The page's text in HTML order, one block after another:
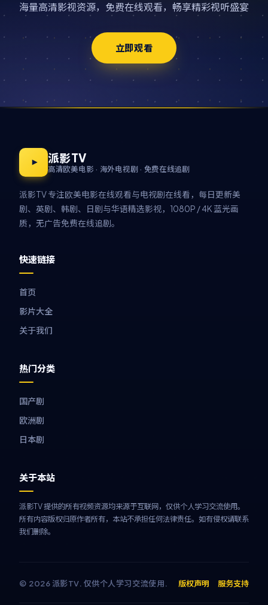
海量高清影视资源，免费在线观看，畅享精彩视听盛宴
立即观看
派影TV
高清欧美电影 · 海外电视剧 · 免费在线追剧
派影TV 专注欧美电影在线观看与电视剧在线看，每日更新美
剧、英剧、韩剧、日剧与华语精选影视，1080P / 4K 蓝光画
质，无广告免费在线追剧。
快速链接
首页
影片大全
关于我们
热门分类
国产剧
欧洲剧
日本剧
关于本站
派影TV 提供的所有视频资源均来源于互联网，仅供个人学习交流使用。
所有内容版权归原作者所有，本站不承担任何法律责任。如有侵权请联系
我们删除。
© 2026 派影TV. 仅供个人学习交流使用. 版权声明 服务支持